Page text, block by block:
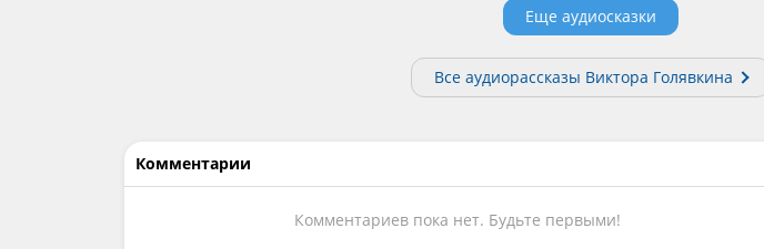
Еще аудиосказки
Все аудиорассказы Виктора Голявкина
Комментарии
Комментариев пока нет. Будьте первыми!